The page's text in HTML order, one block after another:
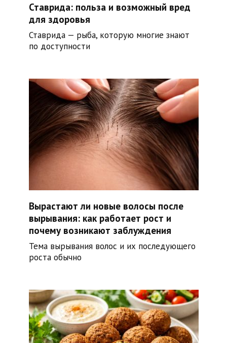
Ставрида: польза и возможный вред
для здоровья
Ставрида — рыба, которую многие знают
по доступности
Вырастают ли новые волосы после
вырывания: как работает рост и
почему возникают заблуждения
Тема вырывания волос и их последующего
роста обычно